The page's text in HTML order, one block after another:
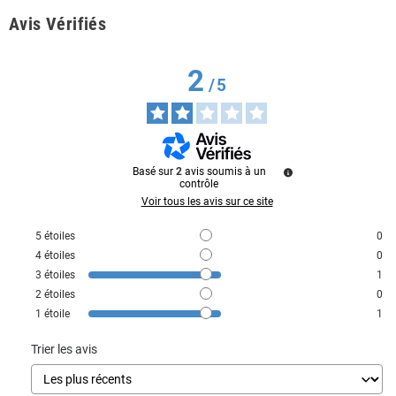
Avis Vérifiés
2/5
Basé sur 2 avis soumis à un
contrôle
Voir tous les avis sur ce site
5 étoiles
0
4 étoiles
0
3 étoiles
1
2 étoiles
0
1 étoile 1
Trier les avis